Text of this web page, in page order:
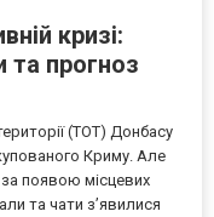
кризі:
та прогноз
(ТОТ) Донбасу
Криму. Але
появою місцевих
та чати з’явилися